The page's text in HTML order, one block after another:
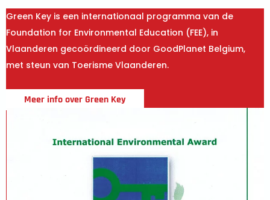
Green Key is een internationaal programma van de
Foundation for Environmental Education (FEE), in
Vlaanderen gecoördineerd door GoodPlanet Belgium,
met steun van Toerisme Vlaanderen.
Meer info over Green Key